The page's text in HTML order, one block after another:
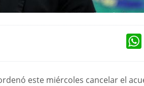
este miércoles cancelar el